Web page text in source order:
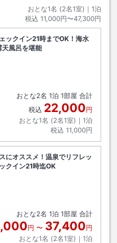
おとな1名 (2名1室)｜ 1泊
税込 11,000円〜47,300円
ックイン21時までOK！海水
天風呂を堪能
おとな2名 1泊 1部屋 合計
税込 22,000円
おとな1名 (2名1室)｜ 1泊
税込 11,000円
にオススメ！温泉でリフレッ
クイン21時迄OK
おとな2名 1泊 1部屋 合計
円 〜 37,400円
おとな1名 (2名1室)｜ 1泊